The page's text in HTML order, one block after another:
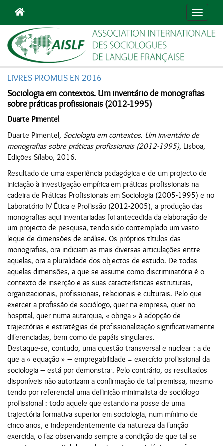
LIVRES PROMUS EN 2016
Sociologia em contextos. Um inventário de monografias
sobre práticas profissionais (2012-1995)
Duarte Pimentel
Duarte Pimentel, Sociologia em contextos. Um inventário de
monografias sobre práticas profissionais (2012-1995), Lisboa,
Edições Sílabo, 2016.
Resultado de uma experiência pedagógica e de um projecto de
iniciação à investigação empírica em práticas profissionais na
cadeira de Práticas Profissionais em Sociologia (2005-1995) e no
Laboratório IV Ética e Profissão (2012-2005), a produção das
monografias aqui inventariadas foi antecedida da elaboração de
um projecto de pesquisa, tendo sido contemplado um vasto
leque de dimensões de análise. Os próprios títulos das
monografias, ora indiciam as mais diversas articulações entre
aquelas, ora a pluralidade dos objectos de estudo. De todas
aquelas dimensões, a que se assume como discriminatória é o
contexto de inserção e as suas características estruturais,
organizacionais, profissionais, relacionais e culturais. Pelo que
exercer a profissão de sociólogo, quer na empresa, quer no
hospital, quer numa autarquia, « obriga » à adopção de
trajectórias e estratégias de profissionalização significativamente
diferenciadas, bem como de papéis singulares.
Destaque-se, contudo, uma questão transversal e nuclear : a de
que a « equação » – empregabilidade = exercício profissional da
sociologia – está por demonstrar. Pelo contrário, os resultados
disponíveis não autorizam a confirmação de tal premissa, mesmo
tendo por referencial uma definição minimalista de sociólogo
profissional : todo aquele que estando na posse de uma
trajectória formativa superior em sociologia, num mínimo de
cinco anos, e independentemente da natureza da função
exercida, o faz observando sempre a condição de que tal se